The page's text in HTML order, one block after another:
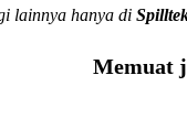
lainnya hanya di
Memuat